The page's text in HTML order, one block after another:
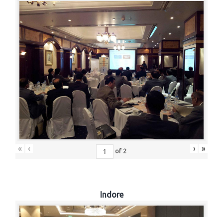
« ‹ of 2 › »
Indore